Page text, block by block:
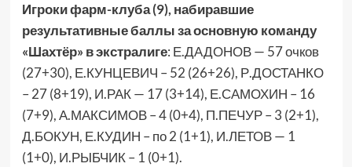
Игроки фарм-клуба (9), набиравшие
результативные баллы за основную команду
«Шахтёр» в экстралиге: Е.ДАДОНОВ — 57 очков
(27+30), Е.КУНЦЕВИЧ – 52 (26+26), Р.ДОСТАНКО
– 27 (8+19), И.РАК — 17 (3+14), Е.САМОХИН – 16
(7+9), А.МАКСИМОВ – 4 (0+4), П.ПЕЧУР – 3 (2+1),
Д.БОКУН, Е.КУДИН – по 2 (1+1), И.ЛЕТОВ — 1
(1+0), И.РЫБЧИК – 1 (0+1).